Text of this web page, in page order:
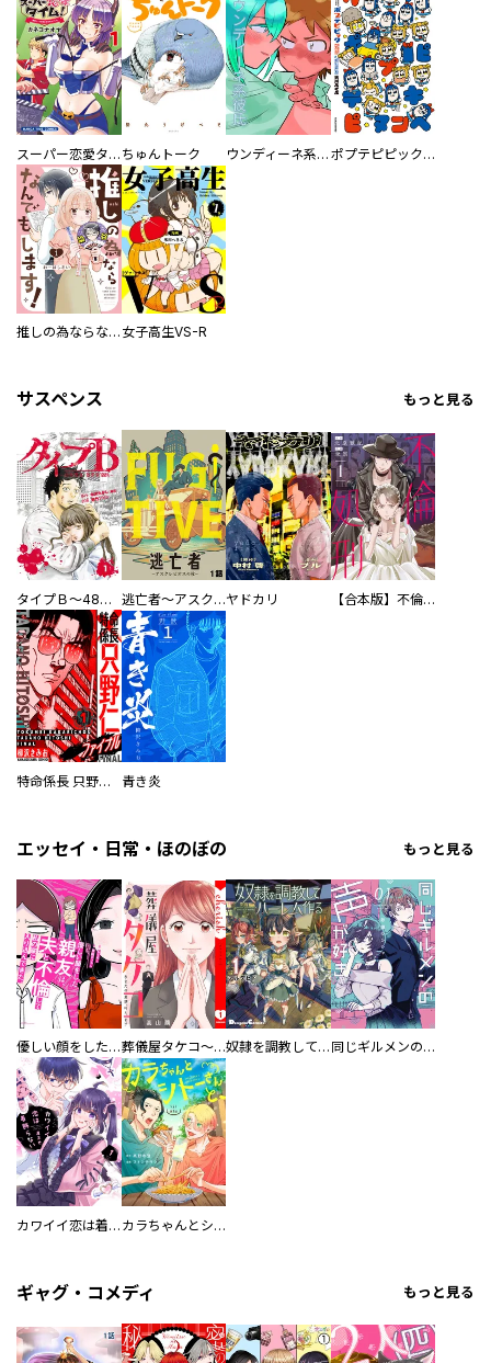
スーパー恋愛タイム！～現場でドＳな彼女は自宅でデレる～ ちゅんトーク ウンディーネ系彼氏 ポプテピピック SEASON EIGHT
推しの為ならなんでもします！ 女子高生VS-R
サスペンス もっと見る
タイプＢ～48時間後、致死率100％～【単話】 逃亡者～アスクレピオスの杖～ヤドカリ 【合本版】不倫処刑
特命係長 只野仁ファイナル 愛蔵版 青き炎
エッセイ・日常・ほのぼの もっと見る
優しい顔をした親友は、夫と不倫して私の家に入り込んできた。 葬儀屋タケコ～あなたの最期、叶えます【電子単行本版】 奴隷を調教してハーレム作る 同じギルメンの声が好き
カワイイ恋は着飾らない カラちゃんとシトーさんと、 【分冊版】
ギャグ・コメディ もっと見る